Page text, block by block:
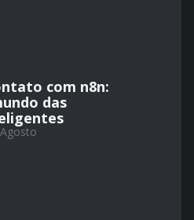
com n8n:
das